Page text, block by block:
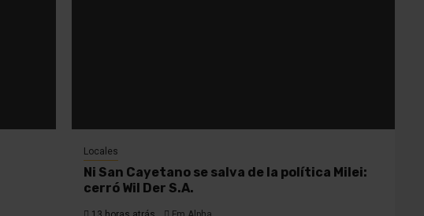
Locales
Ni San Cayetano se salva de la política Milei:
cerró Wil Der S.A.